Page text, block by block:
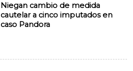
Niegan cambio de medida
cautelar a cinco imputados en
caso Pandora